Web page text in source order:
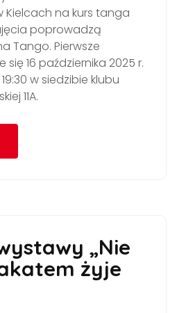
Kielcach na kurs tanga
poprowadzą
Tango. Pierwsze
16 października 2025 r.
w siedzibie klubu
11A.
„Nie
żyje